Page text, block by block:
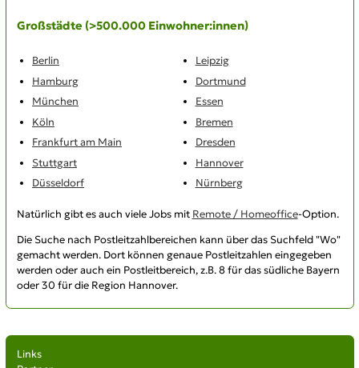
Großstädte (>500.000 Einwohner:innen)
Berlin
Hamburg
München
Köln
Frankfurt am Main
Stuttgart
Düsseldorf
Leipzig
Dortmund
Essen
Bremen
Dresden
Hannover
Nürnberg
Natürlich gibt es auch viele Jobs mit Remote / Homeoffice-Option.
Die Suche nach Postleitzahlbereichen kann über das Suchfeld "Wo"
gemacht werden. Dort können genaue Postleitzahlen eingegeben
werden oder auch ein Postleitbereich, z.B. 8 für das südliche Bayern
oder 30 für die Region Hannover.
Links